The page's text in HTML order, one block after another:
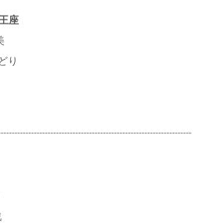
座
り